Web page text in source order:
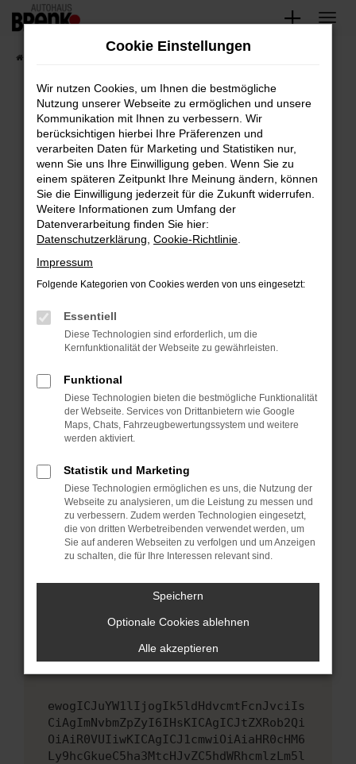
Zum
springen
Unsere Fahrzeuge
Fehler: Network Error
Beim Laden ist ein Fehler aufgetreten.
Hier sind ein paar Tipps, die dir helfen können:
Überprüfe deine Firewall und deine
Internetverbindung.
Laden andere Webseiten, zum Beispiel deine
Suchmaschine?
Prüfe deine Browsererweiterungen.
können das Laden bestimmter Seiten
verhindern. Funktioniert die Seite in einem
anderen Browser oder in einem privaten
Starte dein Gerät neu.
Das kann manchmal helfen, vorübergehende
Probleme zu beheben.
Betriebssystem auf dem neuesten Stand
sind.
Veraltete Software birgt nicht nur ein
Sicherheitsrisiko, sondern kann auch dazu
führen, dass bestimmte Funktionen nicht mehr
unterstützt werden.
Wende dich an den Webseitenbetreiber.
Wenn du alle oben genannten Schritte versucht
hast, kontaktiere uns bitte. Wir werden
versuchen, das Problem zu beheben. Du kannst
uns diesen Text schicken, um uns bei der
ewogICJuYW1lIjogIk5ldHdvcmtFcnJvciIs
CiAgImNvbmZpZyI6IHsKICAgICJtZXRob2Qi
OiAiR0VUIiwKICAgICJ1cmwiOiAiaHR0cHM6
Ly9hcGkueC5ha3MtcHJvZC5hdWRhcmlzLm5l
Cookie Einstellungen
Wir nutzen Cookies, um Ihnen die bestmögliche
Nutzung unserer Webseite zu ermöglichen und unsere
Kommunikation mit Ihnen zu verbessern. Wir
berücksichtigen hierbei Ihre Präferenzen und
verarbeiten Daten für Marketing und Statistiken nur,
wenn Sie uns Ihre Einwilligung geben. Wenn Sie zu
einem späteren Zeitpunkt Ihre Meinung ändern, können
Sie die Einwilligung jederzeit für die Zukunft widerrufen.
Weitere Informationen zum Umfang der
Datenverarbeitung finden Sie hier:
Datenschutzerklärung Cookie-Richtlinie
Impressum
Folgende Kategorien von Cookies werden von uns eingesetzt:
Essentiell
Diese Technologien sind erforderlich, um die
Kernfunktionalität der Webseite zu gewährleisten.
Funktional
Diese Technologien bieten die bestmögliche Funktionalität
der Webseite. Services von Drittanbietern wie Google
Maps, Chats, Fahrzeugbewertungssystem und weitere
werden aktiviert.
Statistik und Marketing
Diese Technologien ermöglichen es uns, die Nutzung der
Webseite zu analysieren, um die Leistung zu messen und
zu verbessern. Zudem werden Technologien eingesetzt,
die von dritten Werbetreibenden verwendet werden, um
Sie auf anderen Webseiten zu verfolgen und um Anzeigen
zu schalten, die für Ihre Interessen relevant sind.
Speichern
Optionale Cookies ablehnen
Alle akzeptieren